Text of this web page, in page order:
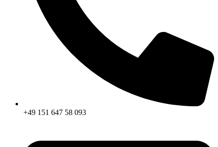
+49 151 647 58 093